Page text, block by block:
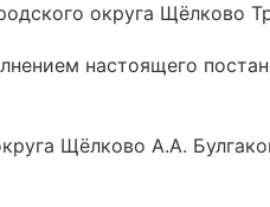
округа Щёлково
настоящего
Щёлково А.А.